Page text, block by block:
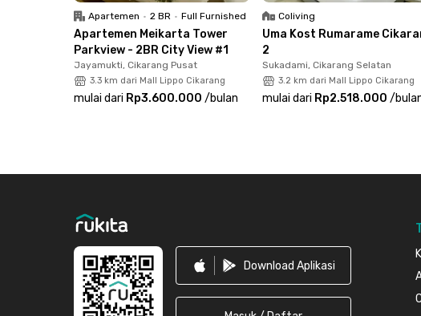
Apartemen • 2 BR • Full Furnished
Apartemen Meikarta Tower
Parkview - 2BR City View #1
Jayamukti, Cikarang Pusat
3.3 km dari Mall Lippo Cikarang
mulai dari Rp3.600.000 /bulan
Coliving
Uma Kost Rumarame
2
Sukadami, Cikarang Selatan
3.2 km dari Mall Lippo Cikarang
mulai dari Rp2.518.000 /
Download Aplikasi